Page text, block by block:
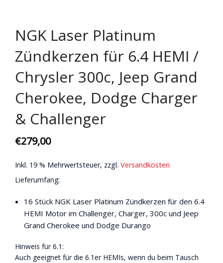
NGK Laser Platinum
Zündkerzen für 6.4 HEMI /
Chrysler 300c, Jeep Grand
Cherokee, Dodge Charger
& Challenger
€279,00
Inkl. 19 % Mehrwertsteuer, zzgl. Versandkosten
Lieferumfang:
16 Stück NGK Laser Platinum Zündkerzen für den 6.4
HEMI Motor im Challenger, Charger, 300c und Jeep
Grand Cherokee und Dodge Durango
Hinweis für 6.1:
Auch geeignet für die 6.1er HEMIs, wenn du beim Tausch